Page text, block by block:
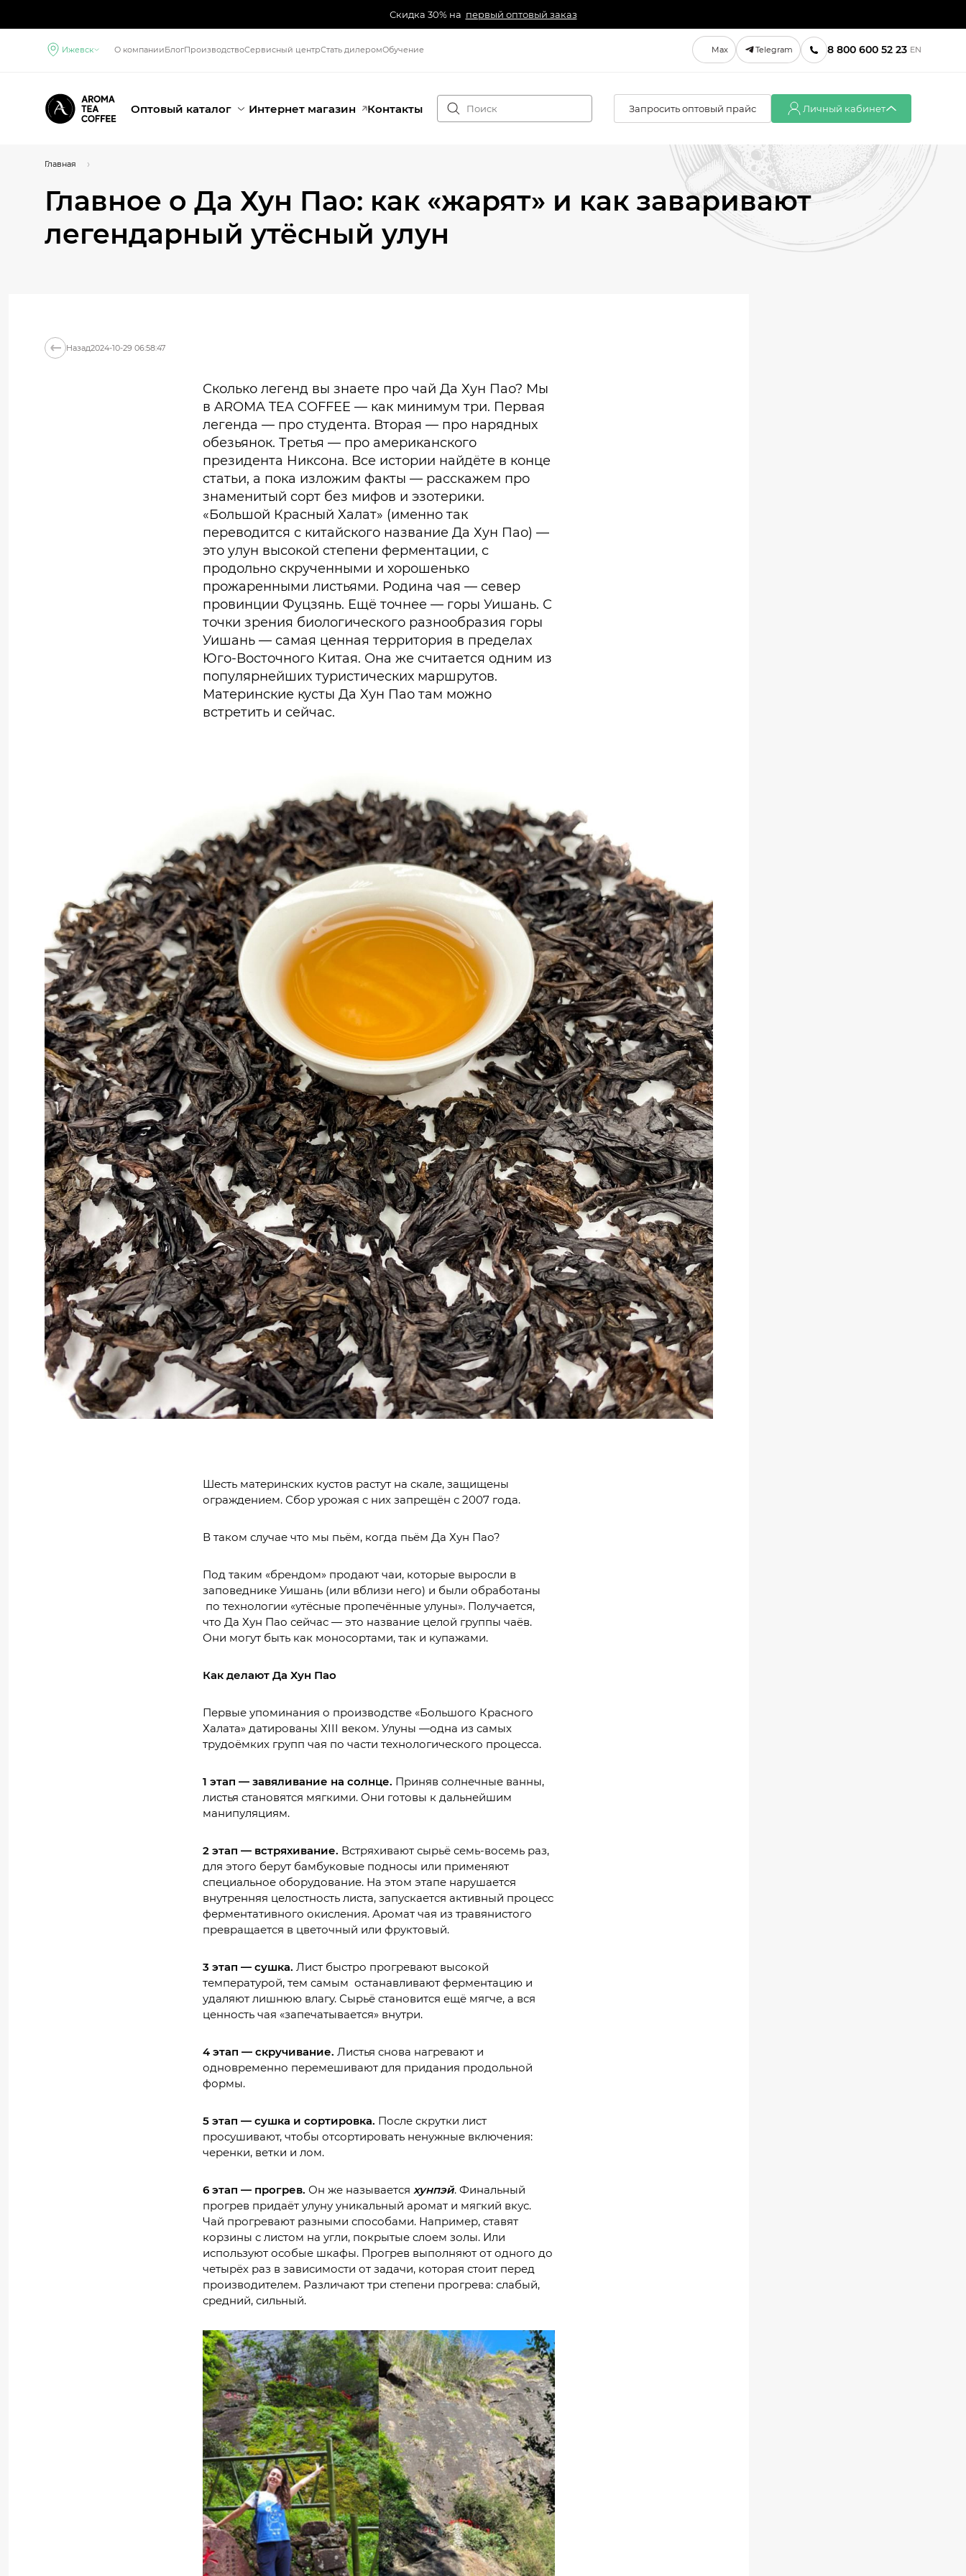
Скидка 30% на первый оптовый заказ
Ижевск О компанииБлогПроизводствоСервисный центрСтать дилеромОбучение Max Telegram 8 800 600 52 23 EN
Оптовый каталог Интернет магазин Контакты Запросить оптовый прайс Личный кабинет
Вход
Регистрация
Главная
Главное о Да Хун Пао: как «жарят» и как заваривают
легендарный утёсный улун
Назад2024-10-29 06:58:47
Сколько легенд вы знаете про чай Да Хун Пао? Мы
в AROMA TEA COFFEE — как минимум три. Первая
легенда — про студента. Вторая — про нарядных
обезьянок. Третья — про американского
президента Никсона. Все истории найдёте в конце
статьи, а пока изложим факты — расскажем про
знаменитый сорт без мифов и эзотерики.
«Большой Красный Халат» (именно так
переводится с китайского название Да Хун Пао) —
это улун высокой степени ферментации, с
продольно скрученными и хорошенько
прожаренными листьями. Родина чая — север
провинции Фуцзянь. Ещё точнее — горы Уишань. С
точки зрения биологического разнообразия горы
Уишань — самая ценная территория в пределах
Юго-Восточного Китая. Она же считается одним из
популярнейших туристических маршрутов.
Материнские кусты Да Хун Пао там можно
встретить и сейчас.
Шесть материнских кустов растут на скале, защищены
ограждением. Сбор урожая с них запрещён с 2007 года.
В таком случае что мы пьём, когда пьём Да Хун Пао?
Под таким «брендом» продают чаи, которые выросли в
заповеднике Уишань (или вблизи него) и были обработаны
по технологии «утёсные пропечённые улуны». Получается,
что Да Хун Пао сейчас — это название целой группы чаёв.
Они могут быть как моносортами, так и купажами.
Как делают Да Хун Пао
Первые упоминания о производстве «Большого Красного
Халата» датированы XIII веком. Улуны —одна из самых
трудоёмких групп чая по части технологического процесса.
1 этап — завяливание на солнце. Приняв солнечные ванны,
листья становятся мягкими. Они готовы к дальнейшим
манипуляциям.
2 этап — встряхивание. Встряхивают сырьё семь-восемь раз,
для этого берут бамбуковые подносы или применяют
специальное оборудование. На этом этапе нарушается
внутренняя целостность листа, запускается активный процесс
ферментативного окисления. Аромат чая из травянистого
превращается в цветочный или фруктовый.
3 этап — сушка. Лист быстро прогревают высокой
температурой, тем самым останавливают ферментацию и
удаляют лишнюю влагу. Сырьё становится ещё мягче, а вся
ценность чая «запечатывается» внутри.
4 этап — скручивание. Листья снова нагревают и
одновременно перемешивают для придания продольной
формы.
5 этап — сушка и сортировка. После скрутки лист
просушивают, чтобы отсортировать ненужные включения:
черенки, ветки и лом.
6 этап — прогрев. Он же называется хунпэй. Финальный
прогрев придаёт улуну уникальный аромат и мягкий вкус.
Чай прогревают разными способами. Например, ставят
корзины с листом на угли, покрытые слоем золы. Или
используют особые шкафы. Прогрев выполняют от одного до
четырёх раз в зависимости от задачи, которая стоит перед
производителем. Различают три степени прогрева: слабый,
средний, сильный.